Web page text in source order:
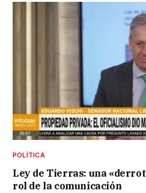
POLÍTICA
Ley de Tierras: una
rol de la comunicación